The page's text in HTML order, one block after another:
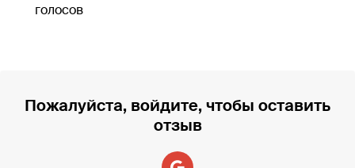
голосов
Пожалуйста, войдите, чтобы оставить
отзыв